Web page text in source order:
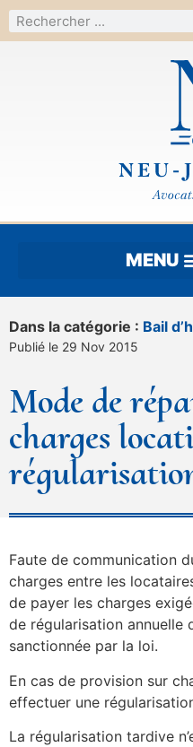
Dans la catégorie : Bail
Publié le 29 Nov 2015
Mode de
charges
Faute de communication
charges entre les
de payer les charges
de régularisation annuelle
sanctionnée par la loi.
En cas de provision sur
effectuer une
La régularisation tardive